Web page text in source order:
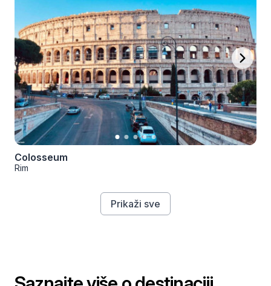
Colosseum
Rim
Prikaži sve